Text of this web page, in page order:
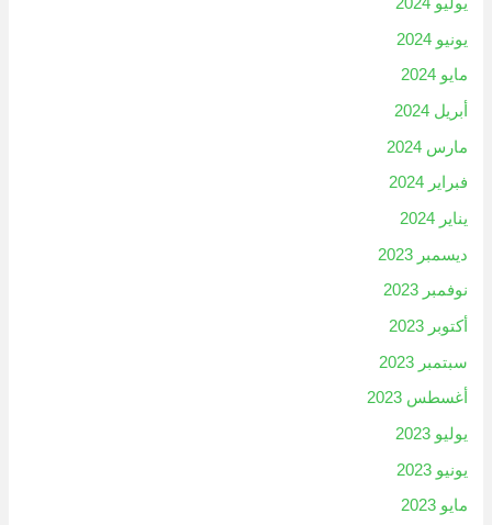
يونيو 2024
مايو 2024
أبريل 2024
مارس 2024
فبراير 2024
يناير 2024
ديسمبر 2023
نوفمبر 2023
أكتوبر 2023
سبتمبر 2023
أغسطس 2023
يوليو 2023
يونيو 2023
مايو 2023